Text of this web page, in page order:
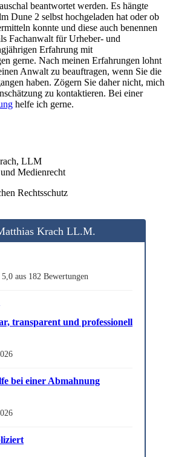
beantwortet werden. Es hängte
Dune 2 selbst hochgeladen hat oder ob
konnte und diese auch benennen
Fachanwalt für Urheber- und
Erfahrung mit
gerne. Nach meinen Erfahrungen lohnt
Anwalt zu beauftragen, wenn Sie die
haben. Zögern Sie daher nicht, mich
zu kontaktieren. Bei einer
helfe ich gerne.
LLM
Medienrecht
Rechtsschutz
Krach LL.M.
aus 182 Bewertungen
transparent und professionell
bei einer Abmahnung